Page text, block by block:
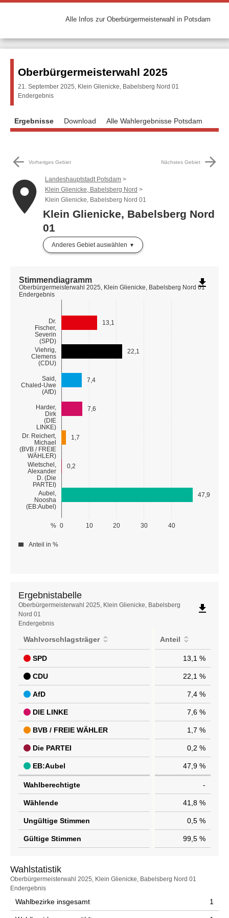
Alle Infos zur Oberbürgermeisterwahl in Potsdam
Oberbürgermeisterwahl 2025
21. September 2025, Klein Glienicke, Babelsberg Nord 01
Endergebnis
Ergebnisse Download Alle Wahlergebnisse Potsdam
arrow_back Vorheriges Gebiet Nächstes Gebiet arrow_forward
place
Landeshauptstadt Potsdam
Klein Glienicke, Babelsberg Nord
Klein Glienicke, Babelsberg Nord 01
Klein Glienicke, Babelsberg Nord
01
Anderes Gebiet auswählen
Dr.
Fischer,
Severin
(SPD)
Viehrig,
Clemens
(CDU)
Said,
Chaled-Uwe
(AfD)
Harder,
Dirk
(DIE
LINKE)
Dr. Reichert,
Michael
(BVB / FREIE
WÄHLER)
Wietschel,
Alexander
D. (Die
PARTEI)
Aubel,
Noosha
(EB:Aubel)
0 10 20 30 40
%
13,1
22,1
7,4
7,6
1,7
0,2
47,9
Stimmendiagramm
Oberbürgermeisterwahl 2025, Klein Glienicke, Babelsberg Nord 01
Endergebnis
Anteil in %
file_download
Ergebnistabelle
Ergebnistabelle
Oberbürgermeisterwahl 2025, Klein Glienicke, Babelsberg
Nord 01
Endergebnis
file_download
Wahlvorschlagsträger Anteil
SPD 13,1 %
CDU 22,1 %
AfD 7,4 %
DIE LINKE 7,6 %
BVB / FREIE WÄHLER 1,7 %
Die PARTEI 0,2 %
EB:Aubel 47,9 %
Wahlberechtigte -
Wählende 41,8 %
Ungültige Stimmen 0,5 %
Gültige Stimmen 99,5 %
Wahlstatistik
Wahlstatistik
Oberbürgermeisterwahl 2025, Klein Glienicke, Babelsberg Nord 01
Endergebnis
Wahlbezirke insgesamt 1